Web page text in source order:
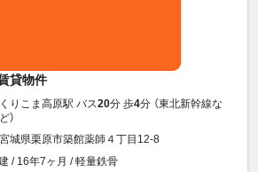
貸物件
くりこま高原駅 バス20分 歩4分 （東北新幹線な
ど）
宮城県栗原市築館薬師４丁目12-8
/ 16年7ヶ月 / 軽量鉄骨